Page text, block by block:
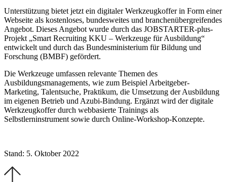
Unterstützung bietet jetzt ein digitaler Werkzeugkoffer in Form einer
Webseite als kostenloses, bundesweites und branchenübergreifendes
Angebot. Dieses Angebot wurde durch das JOBSTARTER-plus-
Projekt „Smart Recruiting KKU – Werkzeuge für Ausbildung“
entwickelt und durch das Bundesministerium für Bildung und
Forschung (BMBF) gefördert.
Die Werkzeuge umfassen relevante Themen des
Ausbildungsmanagements, wie zum Beispiel Arbeitgeber-
Marketing, Talentsuche, Praktikum, die Umsetzung der Ausbildung
im eigenen Betrieb und Azubi-Bindung. Ergänzt wird der digitale
Werkzeugkoffer durch webbasierte Trainings als
Selbstlerninstrument sowie durch Online-Workshop-Konzepte.
Stand: 5. Oktober 2022